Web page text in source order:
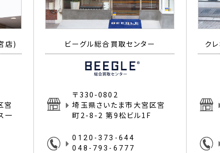
店)
宮
一
ビーグル総合買取センター
〒330-0802
埼玉県さいたま市大宮区宮
町2-8-2 第9松ビル1F
0120-373-644
048-793-6777
ク